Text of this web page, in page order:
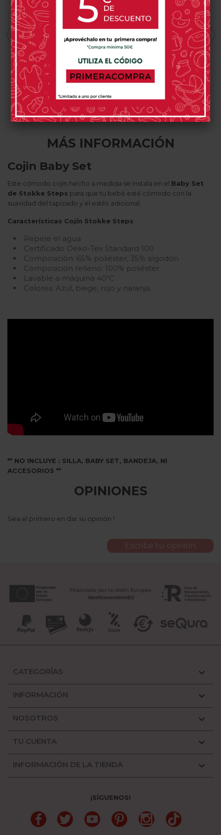
MUEBLES ROS
Torre De
Aprendizaje Ros
0 opinión(es)
Plato Con
Bandeja De
Silicona EZPZ
By Stokke Tripp
Trapp
29,00 €
ROSY FUENTES
Funda Para
Biberón Rosy
Fuentes Basic
23,55 €
0 opinión(es)
MÁS INFORMACIÓN
Cojin Baby Set
Este cómodo cojín hecho a medida se instala en el Baby Set
de Stokke Steps para que tu bebé esté cómodo con la
suavidad del tapizado y el estilo adicional.
Características Cojín Stokke Steps
Repele el agua
Certificado Oeko-Tex Standard 100
Composición: 65% poliéster, 35% algodón
Composición relleno: 100% poliéster
Lavable a máquina 40ºC
Colores: Azul, beige, rojo y naranja.
** NO INCLUYE : SILLA, BABY SET, BANDEJA, NI
ACCESORIOS **
OPINIONES
Sea el primero en dar su opinión !
Escribe tu opinión
CATEGORÍAS 
INFORMACIÓN 
NOSOTROS 
TU CUENTA 
INFORMACIÓN DE LA TIENDA 
¡SÍGUENOS!
FacebookTwitter YouTube PinterestInstagramTikTok